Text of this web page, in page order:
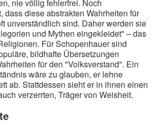
nie völlig fehlerfrei. Noch
dass diese abstrakten Wahrheiten für
unverständlich sind. Daher werden sie
und Mythen eingekleidet" – das
Für Schopenhauer sind
bildhafte Übersetzungen
für den "Volksverstand". Ein
wäre zu glauben, er lehne
ab. Stattdessen sieht er in ihnen einen
verzerrten, Träger von Weisheit.